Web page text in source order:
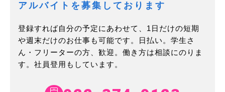
アルバイトを募集しております
登録すれば自分の予定にあわせて、1日だけの短期
や週末だけのお仕事も可能です。
日払い。学生さ
ん・フリーターの方、歓迎。働き方は相談にのりま
す。 社員登用もしています。